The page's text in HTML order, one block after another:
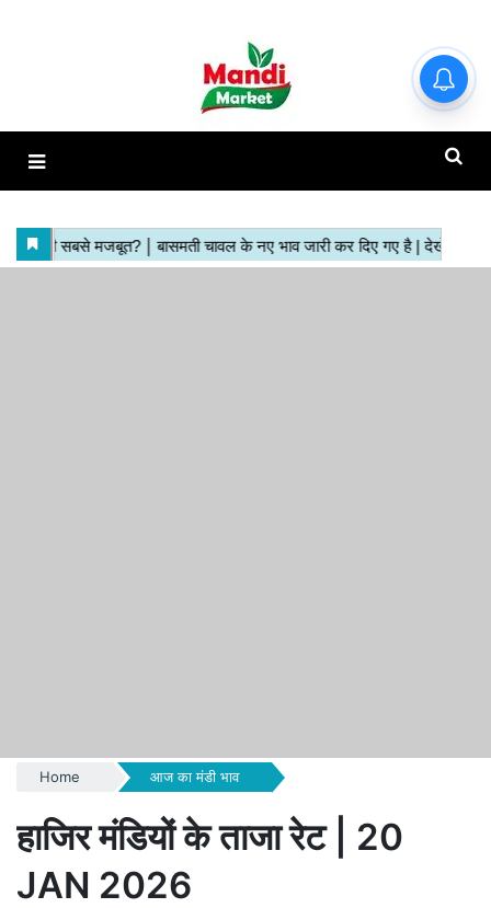
Home आज का मंडी भाव
हाजिर मंडियों के ताजा रेट | 20
JAN 2026